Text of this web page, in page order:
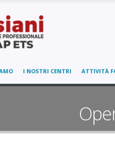
I NOSTRI CENTRI ATTIVITÀ